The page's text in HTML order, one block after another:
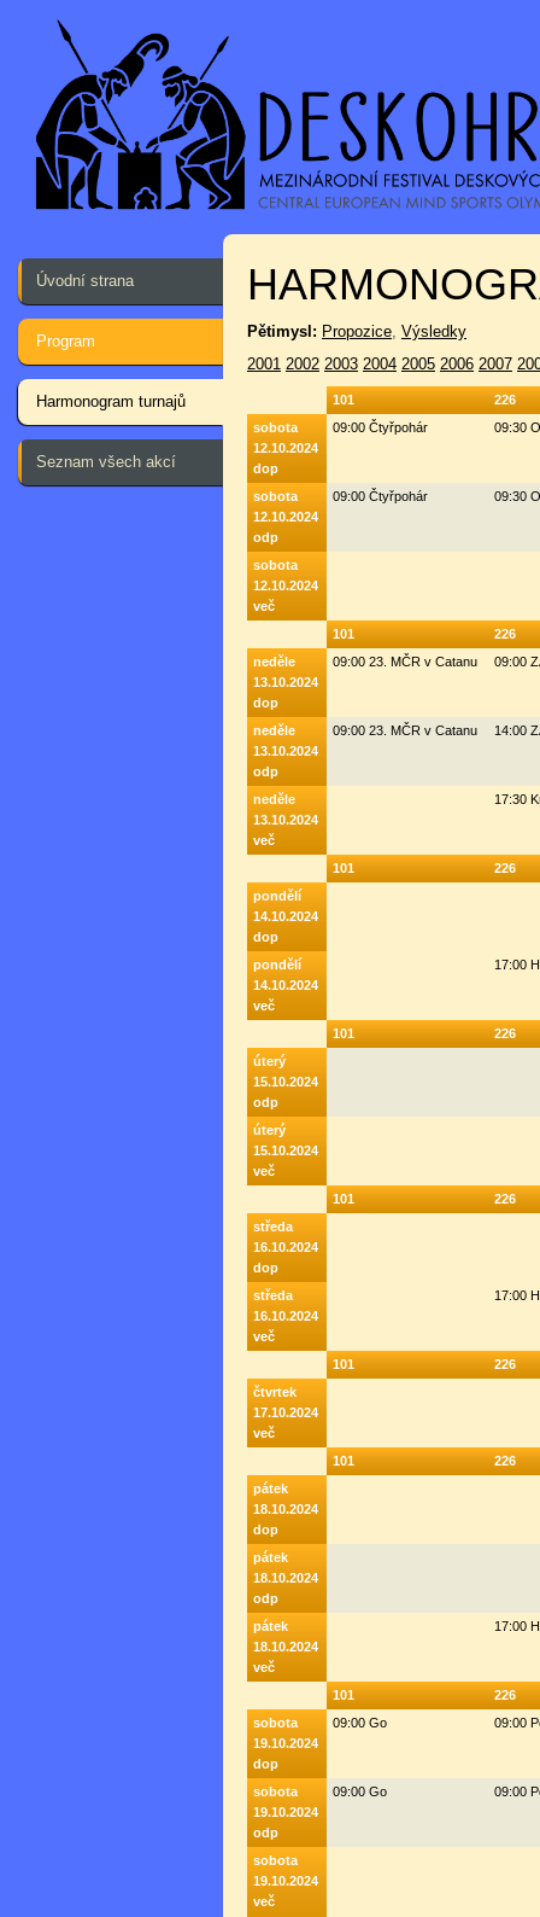
Úvodní strana
Program
Harmonogram turnajů
Seznam všech akcí
Pětimysl: Propozice, Výsledky
2001 2002 2003 2004 2005 2006 2007
101
226
sobota
12.10.2024
dop
09:00 Čtyřpohár 09:30
sobota
12.10.2024
odp
09:00 Čtyřpohár 09:30
sobota
12.10.2024
več
101
226
neděle
13.10.2024
dop
09:00 23. MČR v Catanu 09:00
neděle
13.10.2024
odp
09:00 23. MČR v Catanu 14:00
neděle
13.10.2024
več
17:30
101
226
pondělí
14.10.2024
dop
pondělí
14.10.2024
več
17:00
101
226
úterý
15.10.2024
odp
úterý
15.10.2024
več
101
226
středa
16.10.2024
dop
středa
16.10.2024
več
17:00
101
226
čtvrtek
17.10.2024
več
101
226
pátek
18.10.2024
dop
pátek
18.10.2024
odp
pátek
18.10.2024
več
17:00
101
226
sobota
19.10.2024
dop
09:00 Go 09:00
sobota
19.10.2024
odp
09:00 Go 09:00
sobota
19.10.2024
več